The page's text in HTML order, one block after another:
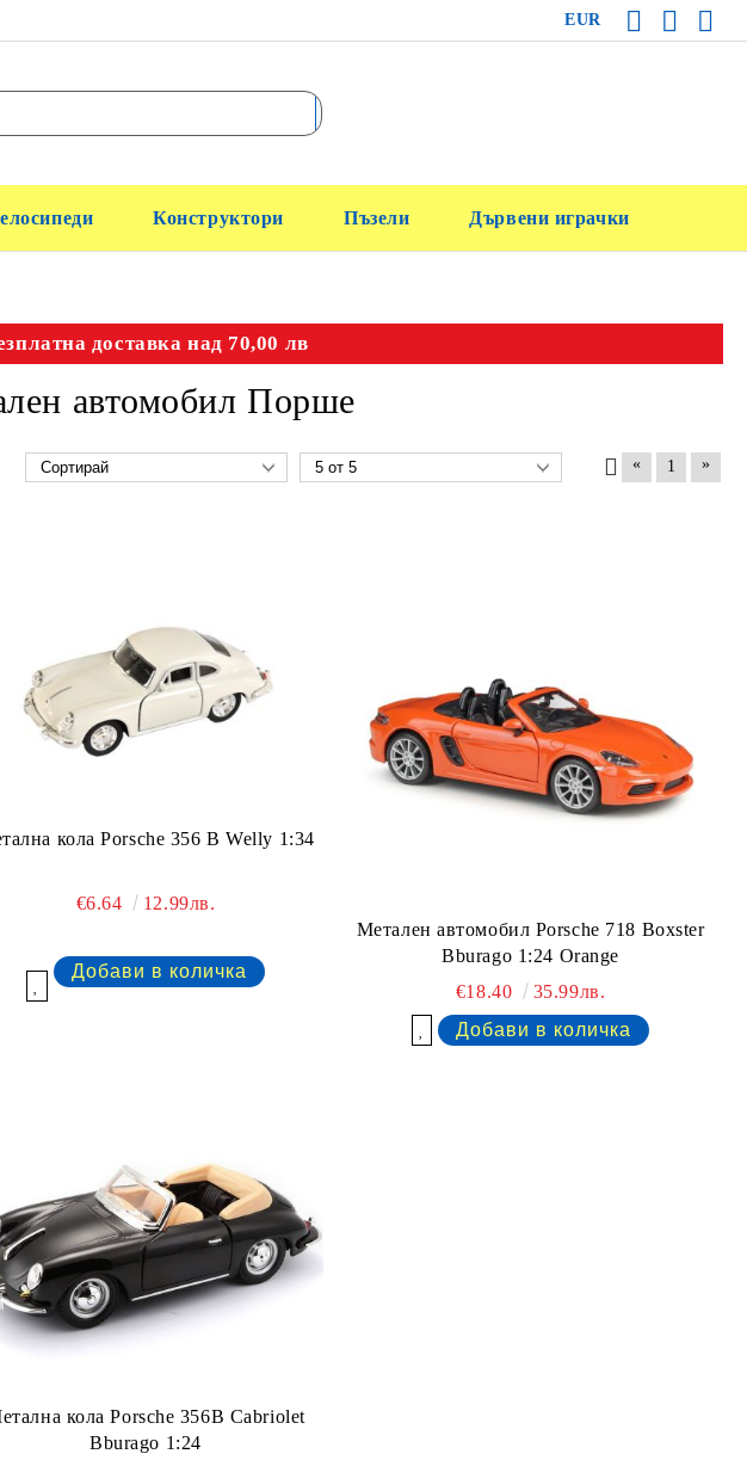
EUR
Конструктори Пъзели Дървени играчки
доставка над 70,00 лв
автомобил Порше
« 1 »
кола Porsche 356 B Welly 1:34
€6.64 12.99лв.
Метален автомобил Porsche 718 Boxster
Bburago 1:24 Orange
€18.40
35.99лв.
кола Porsche 356B Cabriolet
Bburago 1:24